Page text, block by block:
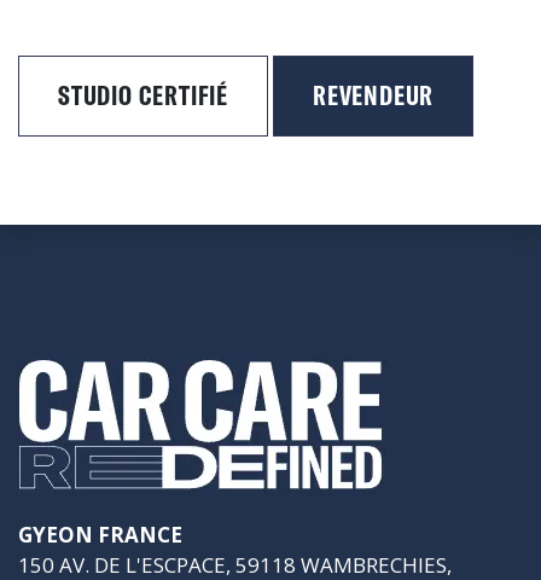
STUDIO CERTIFIÉ REVENDEUR
GYEON FRANCE
150 AV. DE L'ESCPACE, 59118 WAMBRECHIES,